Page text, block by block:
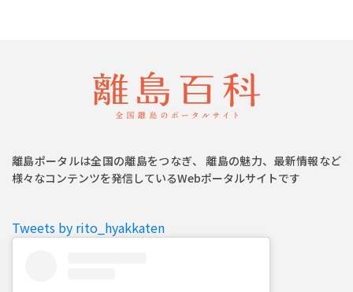
離島ポータルは全国の離島をつなぎ、 離島の魅力、最新情報など
様々なコンテンツを発信しているWebポータルサイトです
Tweets by rito_hyakkaten